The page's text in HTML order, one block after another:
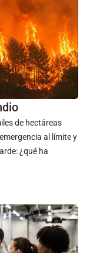
de hectáreas
al límite y
¿qué ha